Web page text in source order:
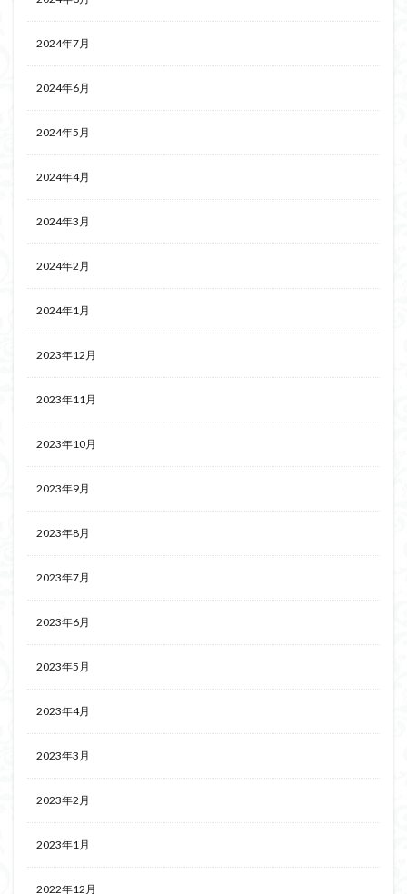
2024年7月
2024年6月
2024年5月
2024年4月
2024年3月
2024年2月
2024年1月
2023年12月
2023年11月
2023年10月
2023年9月
2023年8月
2023年7月
2023年6月
2023年5月
2023年4月
2023年3月
2023年2月
2023年1月
2022年12月